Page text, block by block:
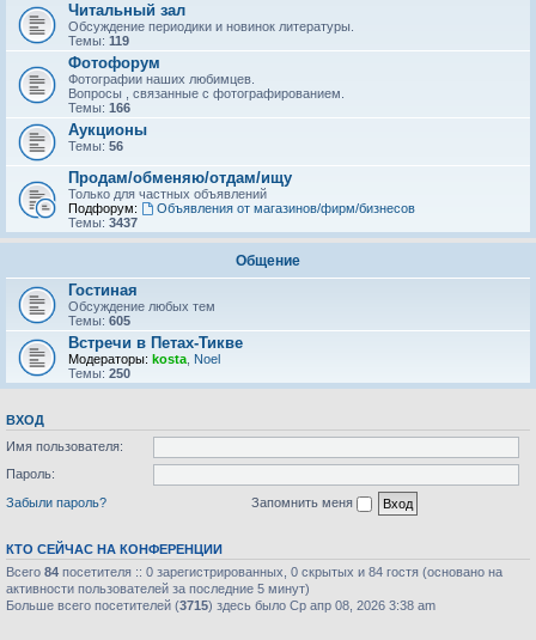
Читальный зал
Обсуждение периодики и новинок литературы.
Темы: 119
Фотофорум
Фотографии наших любимцев.
Вопросы , связанные с фотографированием.
Темы: 166
Аукционы
Темы: 56
Продам/обменяю/отдам/ищу
Только для частных объявлений
Подфорум:
Объявления от магазинов/фирм/бизнесов
Темы: 3437
Общение
Гостиная
Обсуждение любых тем
Темы: 605
Встречи в Петах-Тикве
Модераторы: kosta Noel
Темы: 250
ВХОД
Имя пользователя:
Пароль:
Забыли пароль?
Запомнить меня
КТО СЕЙЧАС НА КОНФЕРЕНЦИИ
Всего 84 посетителя :: 0 зарегистрированных, 0 скрытых и 84 гостя (основано на
активности пользователей за последние 5 минут)
Больше всего посетителей (3715) здесь было Ср апр 08, 2026 3:38 am